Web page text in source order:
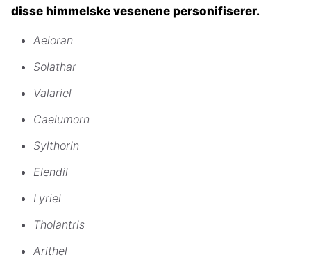
disse himmelske vesenene personifiserer.
Aeloran
Solathar
Valariel
Caelumorn
Sylthorin
Elendil
Lyriel
Tholantris
Arithel